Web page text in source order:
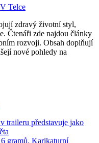
V Telce
zdravý životní styl,
Čtenáři zde najdou články
rozvoji. Obsah doplňují
nové pohledy na
traileru představuje jako
6 gramů. Karikaturní